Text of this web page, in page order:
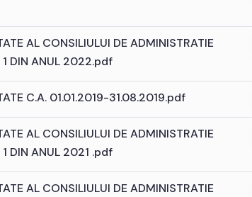
AL CONSILIULUI DE ADMINISTRATIE
1 DIN ANUL 2022.pdf
C.A. 01.01.2019-31.08.2019.pdf
AL CONSILIULUI DE ADMINISTRATIE
1 DIN ANUL 2021 .pdf
AL CONSILIULUI DE ADMINISTRATIE